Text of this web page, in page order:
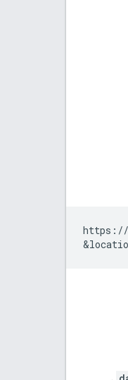
https://
&